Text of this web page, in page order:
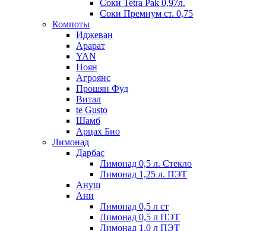
Соки Tetra Pak 0,97л.
Соки Премиум ст. 0,75
Компоты
Иджеван
Арарат
YAN
Ноян
Агроянс
Прошян Фуд
Витал
te Gusto
Шамб
Арцах Био
Лимонад
Дарбас
Лимонад 0,5 л. Стекло
Лимонад 1,25 л. ПЭТ
Ануш
Ани
Лимонад 0,5 л ст
Лимонад 0,5 л ПЭТ
Лимонад 1,0 л ПЭТ